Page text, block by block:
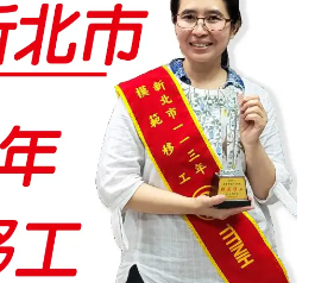
2026-04-07
法聘僱條件與巴氏量表評估完整解析
2024-05-22
移工
2023-05-24
府評鑑服務品質成績高達98分/A級)
2023-05-24
集團另一公司 力眾國際事業有限公司